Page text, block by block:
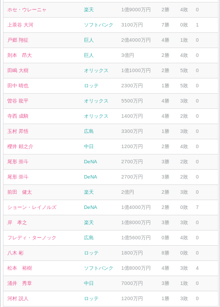
ホセ・ウレーニャ 楽天 1億9000万円 2勝 4敗 0
上茶谷 大河 ソフトバンク 3100万円 7勝 0敗 1
戸郷 翔征 巨人 2億4000万円 4勝 1敗 0
則本 昂大 巨人 3億円 2勝 4敗 0
田嶋 大樹 オリックス 1億1000万円 2勝 5敗 0
田中 晴也 ロッテ 2300万円 1勝 5敗 0
曽谷 龍平 オリックス 5500万円 4勝 3敗 0
寺西 成騎 オリックス 1400万円 4勝 2敗 0
玉村 昇悟 広島 3300万円 1勝 3敗 0
櫻井 頼之介 中日 1200万円 2勝 4敗 0
尾形 崇斗 DeNA 2700万円 3勝 2敗 0
尾形 崇斗 DeNA 2700万円 3勝 2敗 0
前田 健太 楽天 2億円 2勝 3敗 0
ショーン・レイノルズ DeNA 1億4000万円 2勝 0敗 7
岸 孝之 楽天 1億8000万円 3勝 3敗 0
フレディ・ターノック 広島 1億5600万円 0勝 4敗 0
八木 彬 ロッテ 1800万円 8勝 0敗 0
松本 裕樹 ソフトバンク 1億8000万円 4勝 3敗 4
涌井 秀章 中日 7000万円 3勝 1敗 0
河村 説人 ロッテ 1200万円 1勝 3敗 0